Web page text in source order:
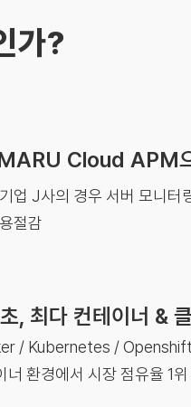
가?
Cloud APM
업 J사의 경우 서버 모니터
절감
, 최다 컨테이너 &
/ Kubernetes / Openshift
너 환경에서 시장 점유율 1